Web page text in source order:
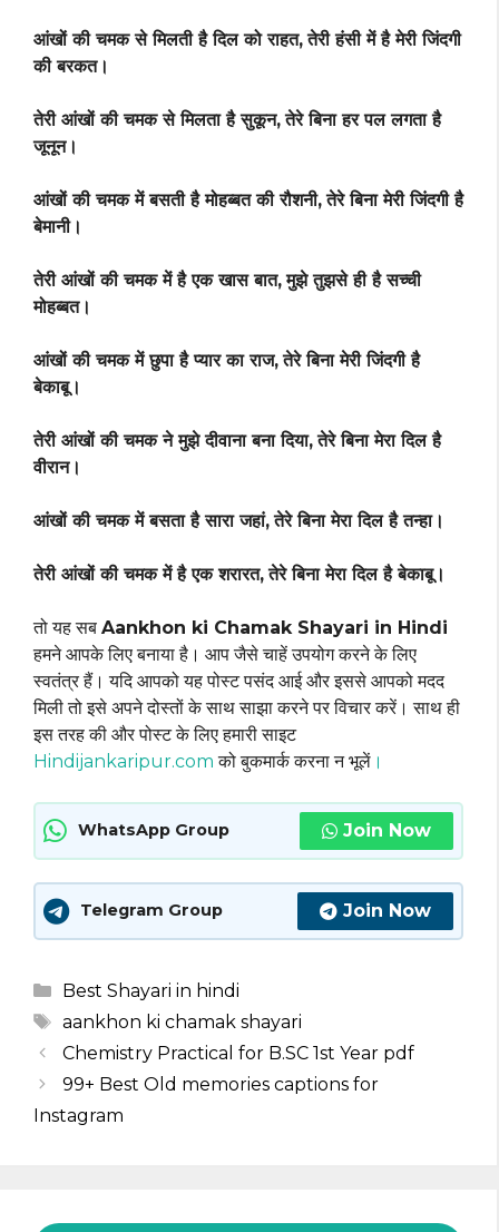
आंखों की चमक से मिलती है दिल को राहत, तेरी हंसी में है मेरी जिंदगी
की बरकत।
तेरी आंखों की चमक से मिलता है सुकून, तेरे बिना हर पल लगता है
जूनून।
आंखों की चमक में बसती है मोहब्बत की रौशनी, तेरे बिना मेरी जिंदगी है
बेमानी।
तेरी आंखों की चमक में है एक खास बात, मुझे तुझसे ही है सच्ची
मोहब्बत।
आंखों की चमक में छुपा है प्यार का राज, तेरे बिना मेरी जिंदगी है
बेकाबू।
तेरी आंखों की चमक ने मुझे दीवाना बना दिया, तेरे बिना मेरा दिल है
वीरान।
आंखों की चमक में बसता है सारा जहां, तेरे बिना मेरा दिल है तन्हा।
तेरी आंखों की चमक में है एक शरारत, तेरे बिना मेरा दिल है बेकाबू।
तो यह सब Aankhon ki Chamak Shayari in Hindi
हमने आपके लिए बनाया है। आप जैसे चाहें उपयोग करने के लिए
स्वतंत्र हैं। यदि आपको यह पोस्ट पसंद आई और इससे आपको मदद
मिली तो इसे अपने दोस्तों के साथ साझा करने पर विचार करें। साथ ही
इस तरह की और पोस्ट के लिए हमारी साइट
Hindijankaripur.com को बुकमार्क करना न भूलें ।
WhatsApp Group Join Now
Telegram Group Join Now
Categories
Best Shayari in hindi
Tags
aankhon ki chamak shayari
Chemistry Practical for B.SC 1st Year pdf
99+ Best Old memories captions for
Instagram